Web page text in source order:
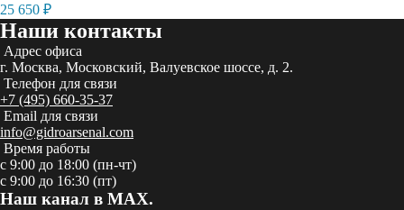
25 650 ₽
Наши контакты
Адрес офиса
г. Москва, Московский, Валуевское шоссе, д. 2.
Телефон для связи
+7 (495) 660-35-37
Email для связи
info@gidroarsenal.com
Время работы
с 9:00 до 18:00 (пн-чт)
с 9:00 до 16:30 (пт)
Наш канал в MAX.